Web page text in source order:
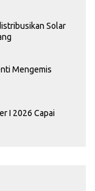
Solar
Mengemis
I 2026 Capai